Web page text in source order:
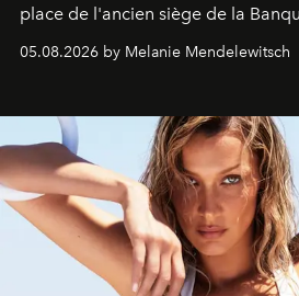
place de l'ancien siège de la
de vivre Romain dans toute son
05.08.2026 by Melanie Mendelewitsch